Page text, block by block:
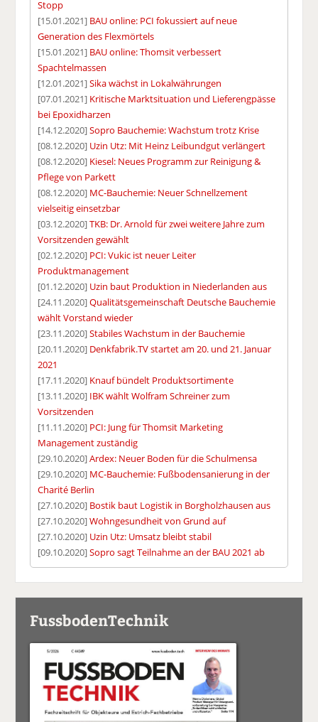
Stopp
[15.01.2021] BAU online: PCI fokussiert auf neue
Generation des Flexmörtels
[15.01.2021] BAU online: Thomsit verbessert
Spachtelmassen
[12.01.2021]Sika wächst in Lokalwährungen
[07.01.2021] Kritische Marktsituation und Lieferengpässe
bei Epoxidharzen
[14.12.2020]Sopro Bauchemie: Wachstum trotz Krise
[08.12.2020] Uzin Utz: Mit Heinz Leibundgut verlängert
[08.12.2020] Kiesel: Neues Programm zur Reinigung &
Pflege von Parkett
[08.12.2020] MC-Bauchemie: Neuer Schnellzement
vielseitig einsetzbar
[03.12.2020]TKB: Dr. Arnold für zwei weitere Jahre zum
Vorsitzenden gewählt
[02.12.2020] PCI: Vukic ist neuer Leiter
Produktmanagement
[01.12.2020] Uzin baut Produktion in Niederlanden aus
[24.11.2020]Qualitätsgemeinschaft Deutsche Bauchemie
wählt Vorstand wieder
[23.11.2020]Stabiles Wachstum in der Bauchemie
[20.11.2020] Denkfabrik.TV startet am 20. und 21. Januar
2021
[17.11.2020] Knauf bündelt Produktsortimente
[13.11.2020] IBK wählt Wolfram Schreiner zum
Vorsitzenden
[11.11.2020] PCI: Jung für Thomsit Marketing
Management zuständig
[29.10.2020]Ardex: Neuer Boden für die Schulmensa
[29.10.2020] MC-Bauchemie: Fußbodensanierung in der
Charité Berlin
[27.10.2020] Bostik baut Logistik in Borgholzhausen aus
[27.10.2020]Wohngesundheit von Grund auf
[27.10.2020] Uzin Utz: Umsatz bleibt stabil
[09.10.2020]Sopro sagt Teilnahme an der BAU 2021 ab
FussbodenTechnik